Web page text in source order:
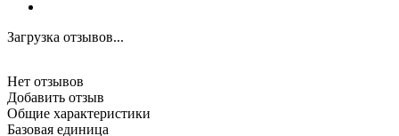
Загрузка отзывов...
Нет отзывов
Добавить отзыв
Общие характеристики
Базовая единица